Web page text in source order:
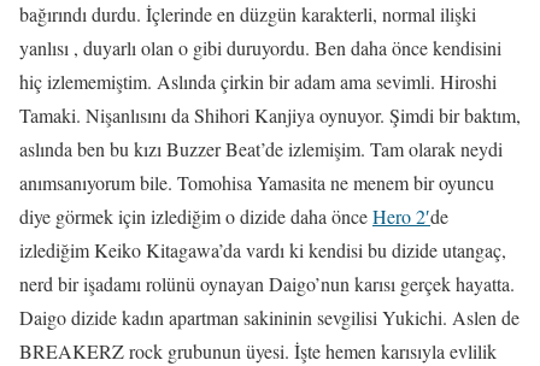
bağırındı durdu. İçlerinde en düzgün karakterli, normal ilişki
yanlısı , duyarlı olan o gibi duruyordu. Ben daha önce kendisini
hiç izlememiştim. Aslında çirkin bir adam ama sevimli. Hiroshi
Tamaki. Nişanlısını da Shihori Kanjiya oynuyor. Şimdi bir baktım,
aslında ben bu kızı Buzzer Beat’de izlemişim. Tam olarak neydi
anımsanıyorum bile. Tomohisa Yamasita ne menem bir oyuncu
diye görmek için izlediğim o dizide daha önceHero 2′de
izlediğim Keiko Kitagawa’da vardı ki kendisi bu dizide utangaç,
nerd bir işadamı rolünü oynayan Daigo’nun karısı gerçek hayatta.
Daigo dizide kadın apartman sakininin sevgilisi Yukichi. Aslen de
BREAKERZ rock grubunun üyesi. İşte hemen karısıyla evlilik